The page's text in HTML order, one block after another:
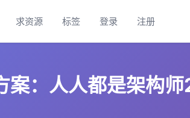
求资源 标签 登录 注册
案：人人都是架构